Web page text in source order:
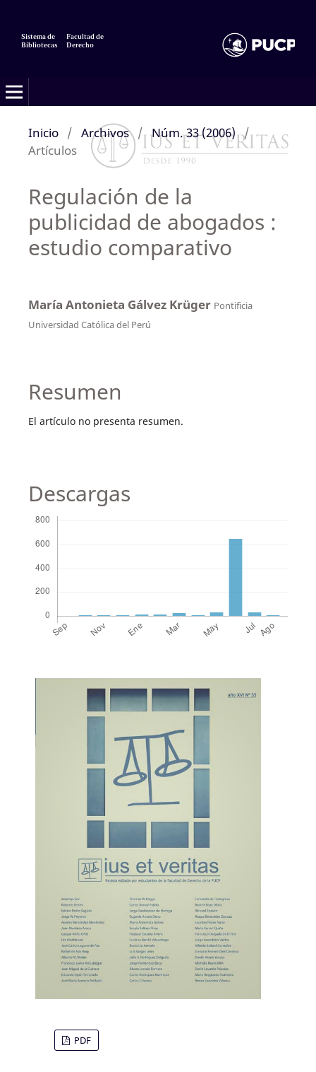
Sistema de
Bibliotecas
Facultad de
Derecho
Inicio / Archivos / Núm. 33 (2006) /
Artículos
Regulación de la
publicidad de abogados :
estudio comparativo
María Antonieta Gálvez Krüger Pontificia
Universidad Católica del Perú
Resumen
El artículo no presenta resumen.
Descargas
PDF